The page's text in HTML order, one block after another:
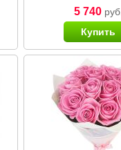
5 740руб.
Купить